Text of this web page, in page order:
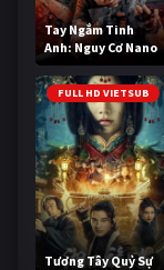
Tay Ngắm Tinh
Anh: Nguy Cơ Nano
FULL HD VIETSUB
Tương Tây Quỷ Sự